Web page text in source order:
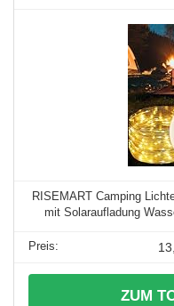
RISEMART Camping
mit Solaraufladung
ZUM